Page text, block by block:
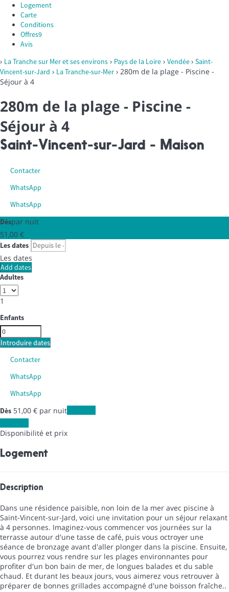
Logement
Carte
Conditions
Offres9
Avis
› La Tranche sur Mer et ses environs › Pays de la Loire › Vendée› Saint-
Vincent-sur-Jard › La Tranche-sur-Mer › 280m de la plage - Piscine -
Séjour à 4
280m de la plage - Piscine -
Séjour à 4
Saint-Vincent-sur-Jard - Maison
Contacter
WhatsApp
WhatsApp
Dèspar nuit
51,00 €
Les dates
Les dates
Add dates
Adultes
1
Enfants
Introduire dates
Contacter
WhatsApp
WhatsApp
Dès 51,00 € par nuit
Disponibilité et prix
Logement
Description
Dans une résidence paisible, non loin de la mer avec piscine à
Saint-Vincent-sur-Jard, voici une invitation pour un séjour relaxant
à 4 personnes. Imaginez-vous commencer vos journées sur la
terrasse autour d'une tasse de café, puis vous octroyer une
séance de bronzage avant d'aller plonger dans la piscine. Ensuite,
vous pourrez vous rendre sur les plages environnantes pour
profiter d'un bon bain de mer, de longues balades et du sable
chaud. Et durant les beaux jours, vous aimerez vous retrouver à
préparer de bonnes grillades accompagné d'une boisson fraîche..